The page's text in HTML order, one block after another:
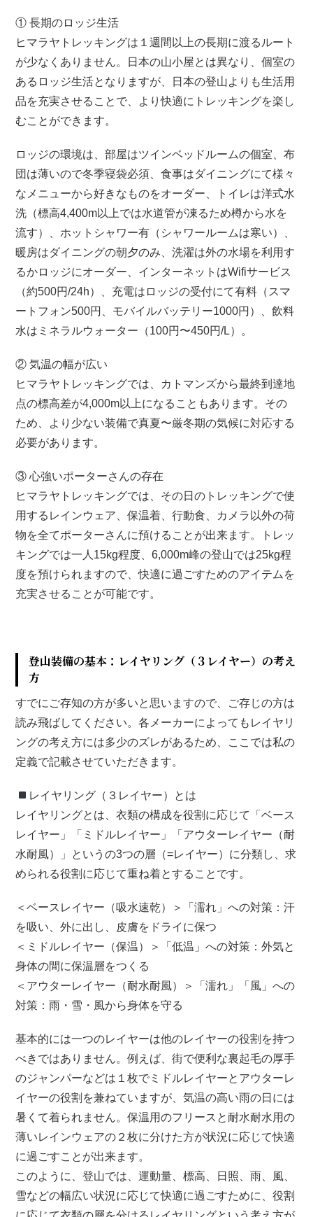
① 長期のロッジ生活
ヒマラヤトレッキングは１週間以上の長期に渡るルート
が少なくありません。日本の山小屋とは異なり、個室の
あるロッジ生活となりますが、日本の登山よりも生活用
品を充実させることで、より快適にトレッキングを楽し
むことができます。
ロッジの環境は、部屋はツインベッドルームの個室、布
団は薄いので冬季寝袋必須、食事はダイニングにて様々
なメニューから好きなものをオーダー、トイレは洋式水
洗（標高4,400m以上では水道管が凍るため樽から水を
流す）、ホットシャワー有（シャワールームは寒い）、
暖房はダイニングの朝夕のみ、洗濯は外の水場を利用す
るかロッジにオーダー、インターネットはWifiサービス
（約500円/24h）、充電はロッジの受付にて有料（スマ
ートフォン500円、モバイルバッテリー1000円）、飲料
水はミネラルウォーター（100円〜450円/L）。
② 気温の幅が広い
ヒマラヤトレッキングでは、カトマンズから最終到達地
点の標高差が4,000m以上になることもあります。その
ため、より少ない装備で真夏〜厳冬期の気候に対応する
必要があります。
③ 心強いポーターさんの存在
ヒマラヤトレッキングでは、その日のトレッキングで使
用するレインウェア、保温着、行動食、カメラ以外の荷
物を全てポーターさんに預けることが出来ます。トレッ
キングでは一人15kg程度、6,000m峰の登山では25kg程
度を預けられますので、快適に過ごすためのアイテムを
充実させることが可能です。
登山装備の基本：レイヤリング（３レイヤー）の考え
方
すでにご存知の方が多いと思いますので、ご存じの方は
読み飛ばしてください。各メーカーによってもレイヤリ
ングの考え方には多少のズレがあるため、ここでは私の
定義で記載させていただきます。
レイヤリング（３レイヤー）とは
レイヤリングとは、衣類の構成を役割に応じて「ベース
レイヤー」「ミドルレイヤー」「アウターレイヤー（耐
水耐風）」というの3つの層（=レイヤー）に分類し、求
められる役割に応じて重ね着とすることです。
＜ベースレイヤー（吸水速乾）＞「濡れ」への対策：汗
を吸い、外に出し、皮膚をドライに保つ
＜ミドルレイヤー（保温）＞「低温」への対策：外気と
身体の間に保温層をつくる
＜アウターレイヤー（耐水耐風）＞「濡れ」「風」への
対策：雨・雪・風から身体を守る
基本的には一つのレイヤーは他のレイヤーの役割を持つ
べきではありません。例えば、街で便利な裏起毛の厚手
のジャンパーなどは１枚でミドルレイヤーとアウターレ
イヤーの役割を兼ねていますが、気温の高い雨の日には
暑くて着られません。保温用のフリースと耐水耐水用の
薄いレインウェアの２枚に分けた方が状況に応じて快適
に過ごすことが出来ます。
このように、登山では、運動量、標高、日照、雨、風、
雪などの幅広い状況に応じて快適に過ごすために、役割